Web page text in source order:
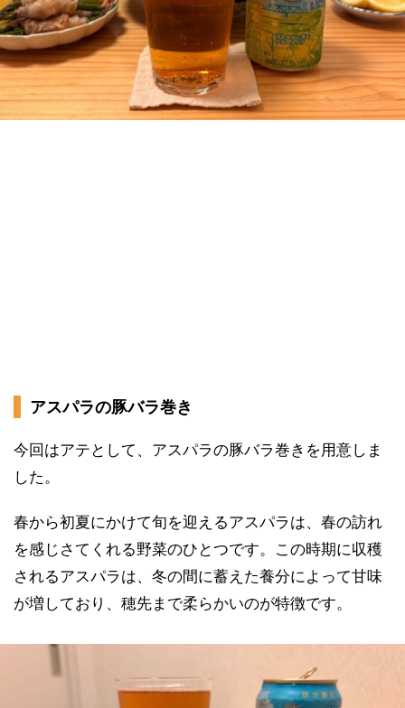
アスパラの豚バラ巻き
今回はアテとして、アスパラの豚バラ巻きを用意しま
した。
春から初夏にかけて旬を迎えるアスパラは、春の訪れ
を感じさてくれる野菜のひとつです。この時期に収穫
されるアスパラは、冬の間に蓄えた養分によって甘味
が増しており、穂先まで柔らかいのが特徴です。